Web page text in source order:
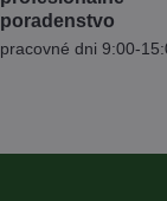
poradenstvo
pracovné dni 9:00-